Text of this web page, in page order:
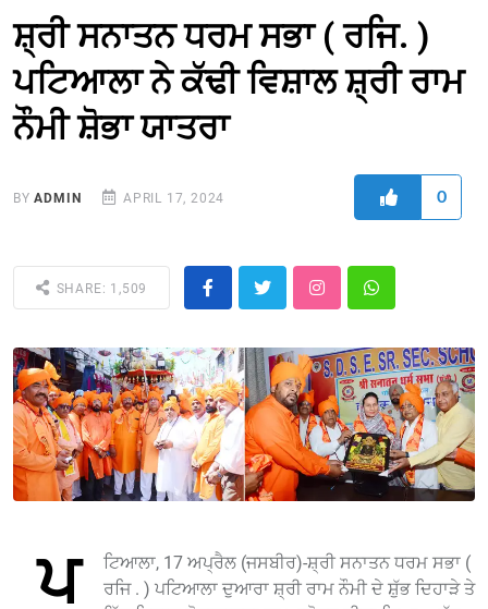
ਸ਼੍ਰੀ ਸਨਾਤਨ ਧਰਮ ਸਭਾ ( ਰਜਿ. )
ਪਟਿਆਲਾ ਨੇ ਕੱਢੀ ਵਿਸ਼ਾਲ ਸ਼੍ਰੀ ਰਾਮ
ਨੌਮੀ ਸ਼ੋਭਾ ਯਾਤਰਾ
BYADMIN APRIL 17, 2024 0
SHARE: 1,509
ਪ
ਟਿਆਲਾ, 17 ਅਪ੍ਰੈਲ (ਜਸਬੀਰ)-ਸ਼੍ਰੀ ਸਨਾਤਨ ਧਰਮ ਸਭਾ (
ਰਜਿ . ) ਪਟਿਆਲਾ ਦੁਆਰਾ ਸ਼੍ਰੀ ਰਾਮ ਨੌਮੀ ਦੇ ਸ਼ੁੱਭ ਦਿਹਾੜੇ ਤੇ